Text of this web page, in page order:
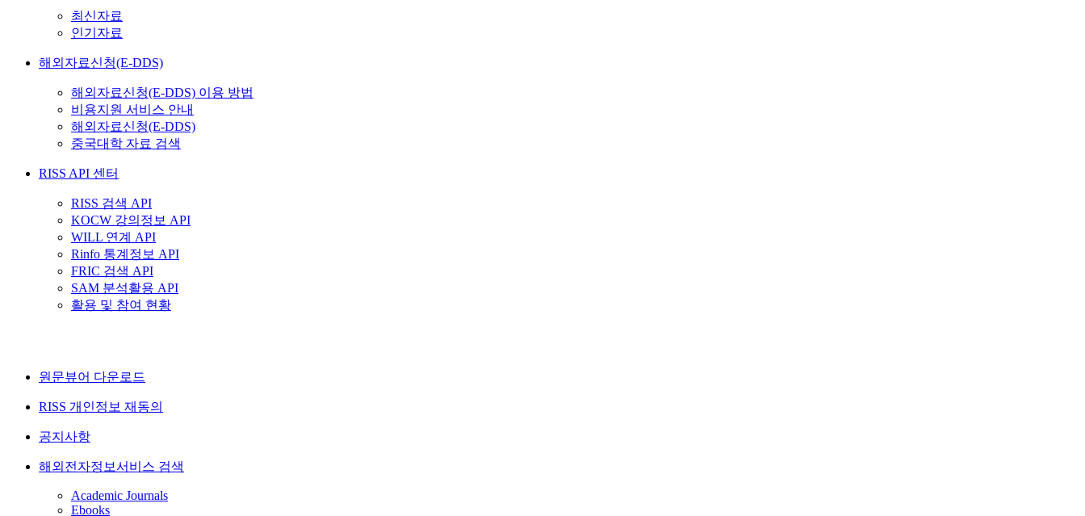
최신자료
인기자료
해외자료신청(E-DDS)
해외자료신청(E-DDS) 이용 방법
비용지원 서비스 안내
해외자료신청(E-DDS)
중국대학 자료 검색
RISS API 센터
RISS 검색 API
KOCW 강의정보 API
WILL 연계 API
Rinfo 통계정보 API
FRIC 검색 API
SAM 분석활용 API
활용 및 참여 현황
원문뷰어 다운로드
RISS 개인정보 재동의
공지사항
해외전자정보서비스 검색
Academic Journals
Ebooks